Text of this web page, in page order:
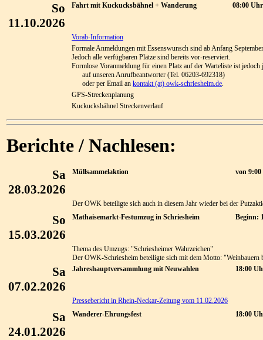
So
11.10.2026
Fahrt mit Kuckucksbähnel + Wanderung 08:00 Uhr
Vorab-Information
Formale Anmeldungen mit Essenswunsch sind ab Anfang
Jedoch alle verfügbaren Plätze sind bereits vor-reserviert.
Formlose Voranmeldung für einen Platz auf der Warteliste ist jedoch
auf unseren Anrufbeantworter (Tel. 06203-692318)
oder per Email an kontakt (at) owk-schriesheim.de.
GPS-Streckenplanung
Kuckucksbähnel Streckenverlauf
Berichte / Nachlesen:
Sa
28.03.2026
Müllsammelaktion von
Der OWK beteiligte sich auch in diesem Jahr wieder bei der
So
15.03.2026
Mathaisemarkt-Festumzug in Schriesheim Beginn:
Thema des Umzugs: "Schriesheimer Wahrzeichen"
Der OWK-Schriesheim beteiligte sich mit dem Motto: "Weinbauern
Sa
07.02.2026
Jahreshauptversammlung mit Neuwahlen 18:00
Pressebericht in Rhein-Neckar-Zeitung vom 11.02.2026
Sa
24.01.2026
Wanderer-Ehrungsfest 18:00